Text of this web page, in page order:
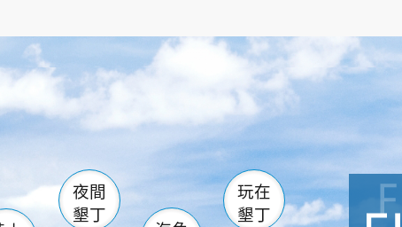
南仁湖
滿州 佳樂水
森林遊樂區
墾管處遊客中心
社頂公園 風吹沙
船帆石 龍磐公園
香蕉灣 龍坑
鵝鑾鼻
夜間
墾丁
玩在
墾丁